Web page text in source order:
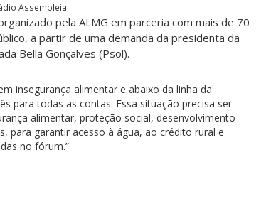
Assembleia
pela ALMG em parceria com mais de 70
a partir de uma demanda da presidenta da
Bella Gonçalves (Psol).
insegurança alimentar e abaixo da linha da
para todas as contas. Essa situação precisa ser
alimentar, proteção social, desenvolvimento
para garantir acesso à água, ao crédito rural e
no fórum.”